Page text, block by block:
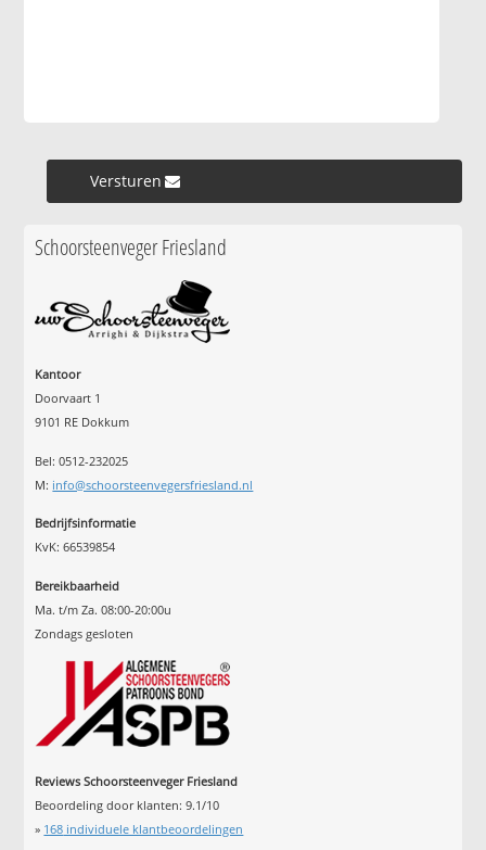
Versturen »
Schoorsteenveger Friesland
Kantoor
Doorvaart 1
9101 RE Dokkum
Bel: 0512-232025
M: info@schoorsteenvegersfriesland.nl
Bedrijfsinformatie
KvK: 66539854
Bereikbaarheid
Ma. t/m Za. 08:00-20:00u
Zondags gesloten
Reviews Schoorsteenveger Friesland
Beoordeling door klanten:9.1/10
» 168 individuele klantbeoordelingen